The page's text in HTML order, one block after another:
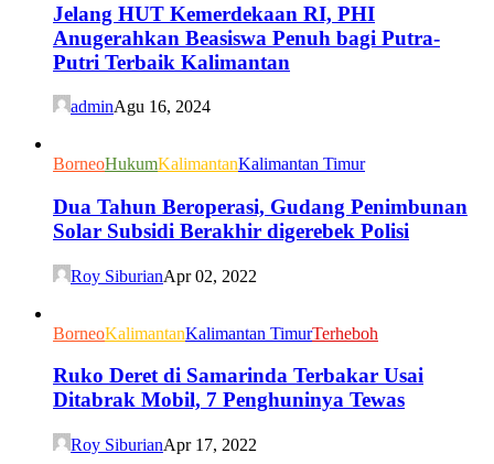
Jelang HUT Kemerdekaan RI, PHI
Anugerahkan Beasiswa Penuh bagi Putra-
Putri Terbaik Kalimantan
adminAgu 16, 2024
BorneoHukumKalimantanKalimantan Timur
Dua Tahun Beroperasi, Gudang Penimbunan
Solar Subsidi Berakhir digerebek Polisi
Roy SiburianApr 02, 2022
BorneoKalimantanKalimantan TimurTerheboh
Ruko Deret di Samarinda Terbakar Usai
Ditabrak Mobil, 7 Penghuninya Tewas
Roy SiburianApr 17, 2022